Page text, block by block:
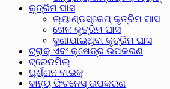
କୃତ୍ରିମ ଘାସ
ଲ୍ୟାଣ୍ଡସ୍କେପ୍ କୃତ୍ରିମ ଘାସ
ଖେଳ କୃତ୍ରିମ ଘାସ
ବୁଣାଯାଇଥିବା କୃତ୍ରିମ ଘାସ
ଟ୍ରାକ୍ ଏବଂ କ୍ଷେତ୍ର ଉପକରଣ
ଟ୍ରେଡମିଲ୍
ଘୂର୍ଣ୍ଣନ ବାଇକ୍
ବାହ୍ୟ ଫିଟନେସ୍ ଉପକରଣ